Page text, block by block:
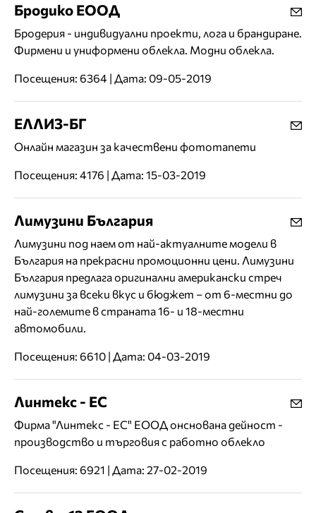
Бродико ЕООД
Бродерия - индивидуални проекти, лога и брандиране.
Фирмени и униформени облекла. Модни облекла.
Посещения: 6364 | Дата: 09-05-2019
ЕЛЛИЗ-БГ
Онлайн магазин за качествени фототапети
Посещения: 4176 | Дата: 15-03-2019
Лимузини България
Лимузини под наем от най-актуалните модели в
България на прекрасни промоционни цени. Лимузини
България предлага оригинални американски стреч
лимузини за всеки вкус и бюджет – от 6-местни до
най-големите в страната 16- и 18-местни
автомобили.
Посещения: 6610 | Дата: 04-03-2019
Линтекс - ЕС
Фирма "Линтекс - ЕС" ЕООД онснована дейност -
производство и търговия с работно облекло
Посещения: 6921 | Дата: 27-02-2019